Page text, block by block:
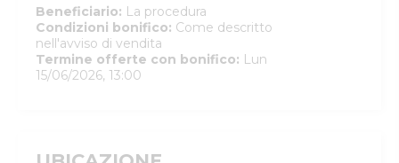
Beneficiario: La procedura
Condizioni bonifico: Come descritto
nell'avviso di vendita
Termine offerte con bonifico: Lun
15/06/2026, 13:00